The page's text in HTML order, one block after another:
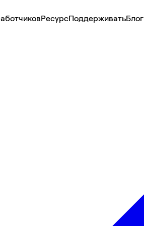
РесурсПоддерживатьБлог